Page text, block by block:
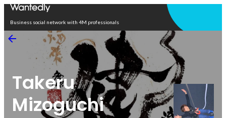
Business social network with 4M professionals
Takeru
Mizoguchi